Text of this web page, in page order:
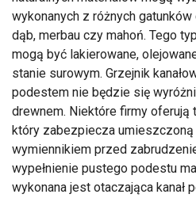
wykonanych z różnych
dąb, merbau czy mahoń. Tego
mogą być lakierowane,
stanie surowym. Grzejnik
podestem nie będzie się
drewnem. Niektóre firmy
który zabezpiecza umieszczoną
wymiennikiem przed
wypełnienie pustego podestu
wykonana jest otaczająca kanał